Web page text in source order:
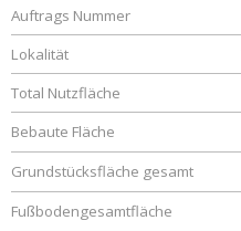
Auftrags Nummer
Lokalität
Total Nutzfläche
Bebaute Fläche
Grundstücksfläche gesamt
Fußbodengesamtfläche